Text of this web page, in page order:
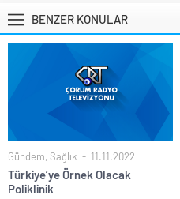
BENZER KONULAR
Gündem, Sağlık 11.11.2022
Türkiye’ye Örnek Olacak
Poliklinik